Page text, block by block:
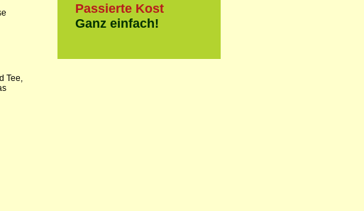
Tee,
Passierte Kost
Ganz einfach!